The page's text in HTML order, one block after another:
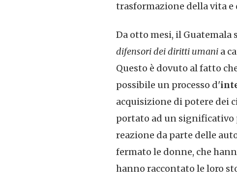
trasformazione della vita e
Da otto mesi, il
difensori dei diritti umani a
Questo è dovuto al fatto
possibile un processo d'
acquisizione di potere dei
portato ad un significativo
reazione da parte delle
fermato le donne, che
hanno raccontato le loro